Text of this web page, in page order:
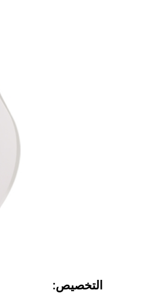
التخصيص: